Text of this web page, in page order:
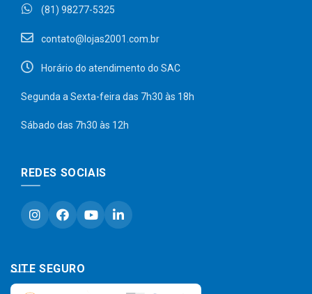
(81) 98277-5325
contato@lojas2001.com.br
Horário do atendimento do SAC
Segunda a Sexta-feira das 7h30 às 18h
Sábado das 7h30 às 12h
REDES SOCIAIS
SITE SEGURO